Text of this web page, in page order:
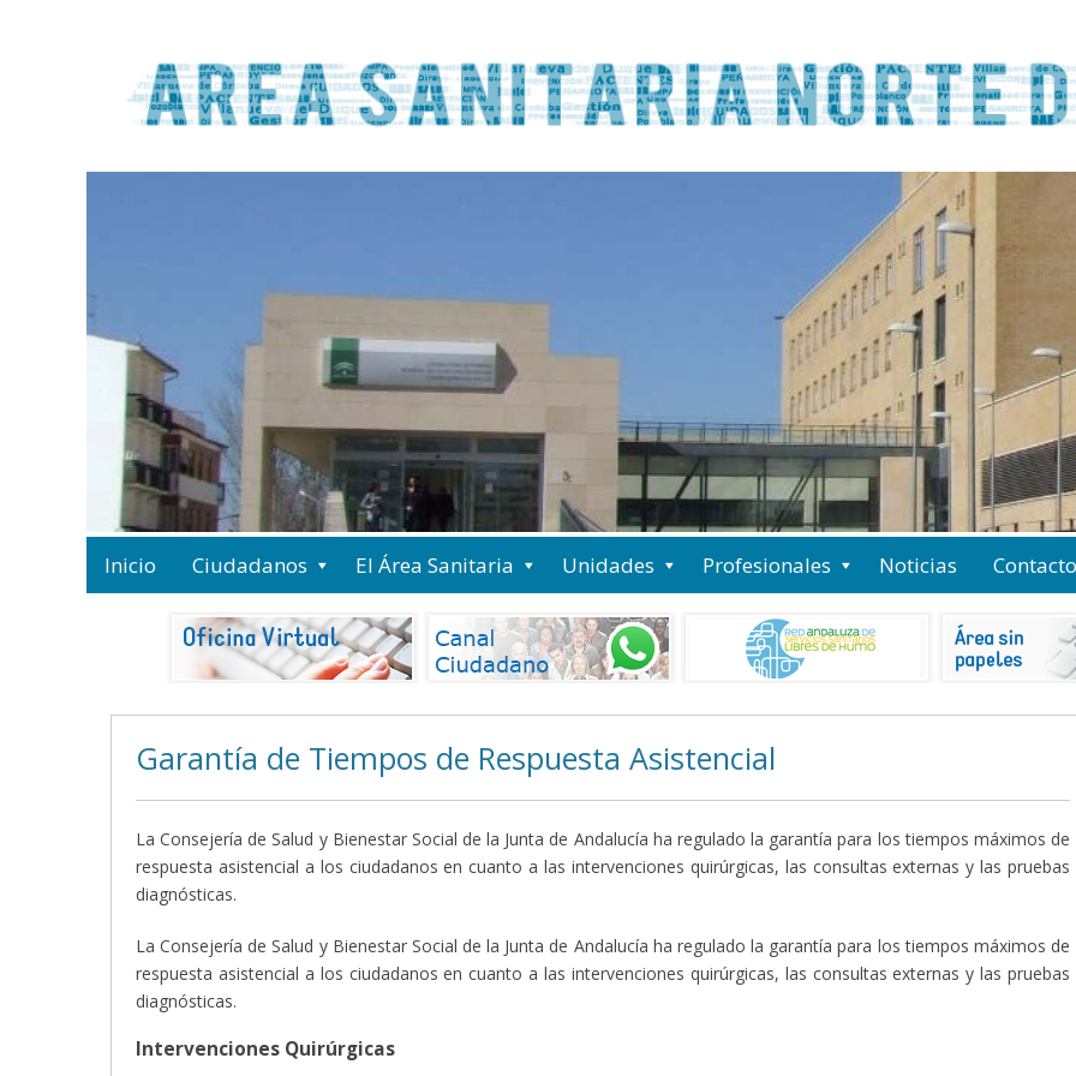
Inicio Ciudadanos El Área Sanitaria Unidades Profesionales Noticias Contacto
Garantía de Tiempos de Respuesta Asistencial
La Consejería de Salud y Bienestar Social de la Junta de Andalucía ha regulado la garantía para los tiempos máximos de
respuesta asistencial a los ciudadanos en cuanto a las intervenciones quirúrgicas, las consultas externas y las pruebas
diagnósticas.
La Consejería de Salud y Bienestar Social de la Junta de Andalucía ha regulado la garantía para los tiempos máximos de
respuesta asistencial a los ciudadanos en cuanto a las intervenciones quirúrgicas, las consultas externas y las pruebas
diagnósticas.
Intervenciones Quirúrgicas